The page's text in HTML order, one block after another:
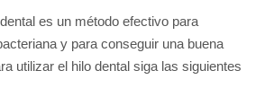
es un método efectivo para
y para conseguir una buena
utilizar el hilo dental siga las siguientes